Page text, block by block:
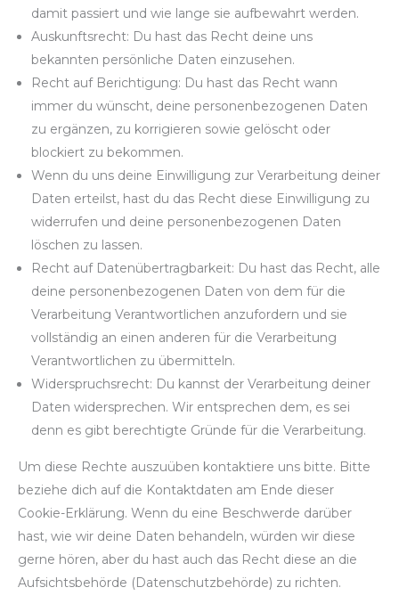
damit passiert und wie lange sie aufbewahrt werden.
Auskunftsrecht: Du hast das Recht deine uns
bekannten persönliche Daten einzusehen.
Recht auf Berichtigung: Du hast das Recht wann
immer du wünscht, deine personenbezogenen Daten
zu ergänzen, zu korrigieren sowie gelöscht oder
blockiert zu bekommen.
Wenn du uns deine Einwilligung zur Verarbeitung deiner
Daten erteilst, hast du das Recht diese Einwilligung zu
widerrufen und deine personenbezogenen Daten
löschen zu lassen.
Recht auf Datenübertragbarkeit: Du hast das Recht, alle
deine personenbezogenen Daten von dem für die
Verarbeitung Verantwortlichen anzufordern und sie
vollständig an einen anderen für die Verarbeitung
Verantwortlichen zu übermitteln.
Widerspruchsrecht: Du kannst der Verarbeitung deiner
Daten widersprechen. Wir entsprechen dem, es sei
denn es gibt berechtigte Gründe für die Verarbeitung.
Um diese Rechte auszuüben kontaktiere uns bitte. Bitte
beziehe dich auf die Kontaktdaten am Ende dieser
Cookie-Erklärung. Wenn du eine Beschwerde darüber
hast, wie wir deine Daten behandeln, würden wir diese
gerne hören, aber du hast auch das Recht diese an die
Aufsichtsbehörde (Datenschutzbehörde) zu richten.